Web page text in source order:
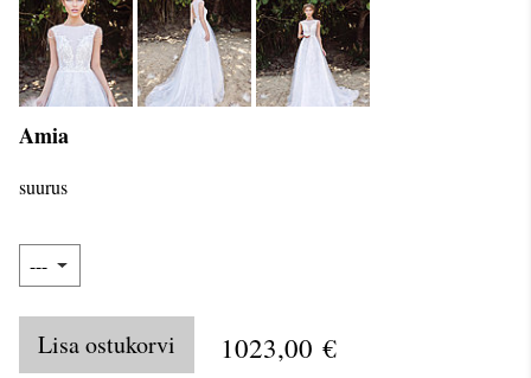
Amia
suurus
Lisa ostukorvi 1023,00 €